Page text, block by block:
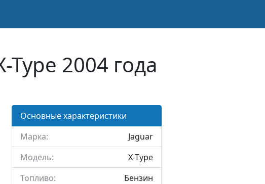
Type 2004 года
Основные характеристики
Марка:
Jaguar
Модель:
X-Type
Топливо:
Бензин